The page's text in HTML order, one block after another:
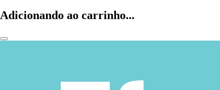
Adicionando ao carrinho...